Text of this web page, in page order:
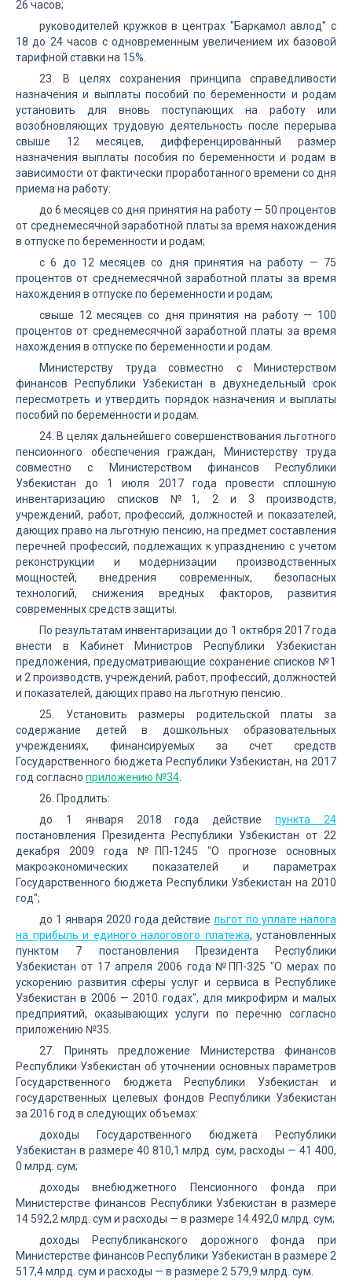
26 часов;
руководителей кружков в центрах "Баркамол авлод" с
18 до 24 часов с одновременным увеличением их базовой
тарифной ставки на 15%.
23. В целях сохранения принципа справедливости
назначения и выплаты пособий по беременности и родам
установить для вновь поступающих на работу или
возобновляющих трудовую деятельность после перерыва
свыше 12 месяцев, дифференцированный размер
назначения выплаты пособия по беременности и родам в
зависимости от фактически проработанного времени со дня
приема на работу:
до 6 месяцев со дня принятия на работу — 50 процентов
от среднемесячной заработной платы за время нахождения
в отпуске по беременности и родам;
с 6 до 12 месяцев со дня принятия на работу — 75
процентов от среднемесячной заработной платы за время
нахождения в отпуске по беременности и родам;
свыше 12 месяцев со дня принятия на работу — 100
процентов от среднемесячной заработной платы за время
нахождения в отпуске по беременности и родам.
Министерству труда совместно с Министерством
финансов Республики Узбекистан в двухнедельный срок
пересмотреть и утвердить порядок назначения и выплаты
пособий по беременности и родам.
24. В целях дальнейшего совершенствования льготного
пенсионного обеспечения граждан, Министерству труда
совместно с Министерством финансов Республики
Узбекистан до 1 июля 2017 года провести сплошную
инвентаризацию списков №1, 2 и 3 производств,
учреждений, работ, профессий, должностей и показателей,
дающих право на льготную пенсию, на предмет составления
перечней профессий, подлежащих к упразднению с учетом
реконструкции и модернизации производственных
мощностей, внедрения современных, безопасных
технологий, снижения вредных факторов, развития
современных средств защиты.
По результатам инвентаризации до 1 октября 2017 года
внести в Кабинет Министров Республики Узбекистан
предложения, предусматривающие сохранение списков №1
и 2 производств, учреждений, работ, профессий, должностей
и показателей, дающих право на льготную пенсию.
25. Установить размеры родительской платы за
содержание детей в дошкольных образовательных
учреждениях, финансируемых за счет средств
Государственного бюджета Республики Узбекистан, на 2017
год согласно приложению №34
26. Продлить:
до 1 января 2018 года действиепункта 24
постановления Президента Республики Узбекистан от 22
декабря 2009 года №ПП-1245 "О прогнозе основных
макроэкономических показателей и параметрах
Государственного бюджета Республики Узбекистан на 2010
год";
до 1 января 2020 года действиельгот по уплате налога
на прибыль и единого налогового платежа, установленных
пунктом 7 постановления Президента Республики
Узбекистан от 17 апреля 2006 года №ПП-325 "О мерах по
ускорению развития сферы услуг и сервиса в Республике
Узбекистан в 2006 — 2010 годах", для микрофирм и малых
предприятий, оказывающих услуги по перечню согласно
приложению №35.
27. Принять предложение Министерства финансов
Республики Узбекистан об уточнении основных параметров
Государственного бюджета Республики Узбекистан и
государственных целевых фондов Республики Узбекистан
за 2016 год в следующих объемах:
доходы Государственного бюджета Республики
Узбекистан в размере 40 810,1 млрд. сум, расходы — 41 400,
0 млрд. сум;
доходы внебюджетного Пенсионного фонда при
Министерстве финансов Республики Узбекистан в размере
14 592,2 млрд. сум и расходы — в размере 14 492,0 млрд. сум;
доходы Республиканского дорожного фонда при
Министерстве финансов Республики Узбекистан в размере 2
517,4 млрд. сум и расходы — в размере 2 579,9 млрд. сум.